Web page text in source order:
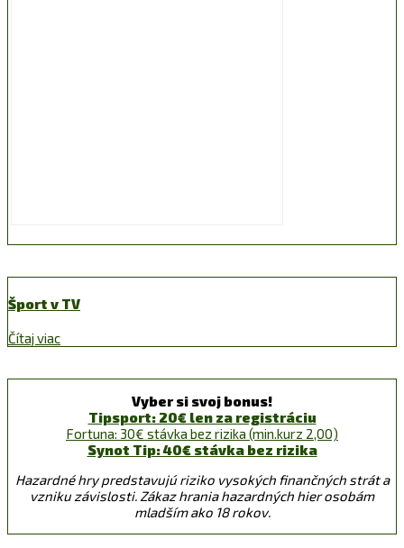
Šport v TV
Čítaj viac
Vyber si svoj bonus!
Tipsport: 20€ len za registráciu
Fortuna: 30€ stávka bez rizika (min.kurz 2,00)
Synot Tip: 40€ stávka bez rizika
Hazardné hry predstavujú riziko vysokých finančných strát a
vzniku závislosti. Zákaz hrania hazardných hier osobám
mladším ako 18 rokov.